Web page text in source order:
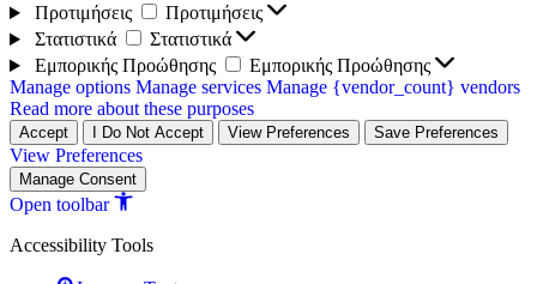
Προτιμήσεις
Προτιμήσεις
Στατιστικά
Στατιστικά
Εμπορικής Προώθησης
Εμπορικής Προώθησης
Manage options Manage services Manage {vendor_count} vendors
Read more about these purposes
Accept I Do Not Accept View Preferences Save Preferences
View Preferences
Manage Consent
Open toolbar
Accessibility Tools